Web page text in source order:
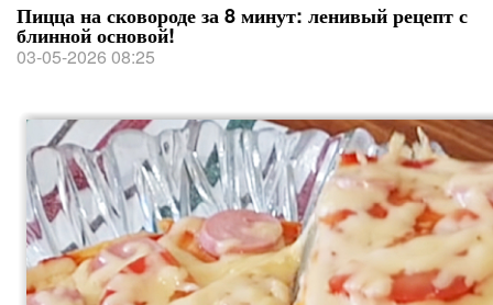
Пицца на сковороде за 8 минут: ленивый рецепт с
блинной основой!
03-05-2026 08:25